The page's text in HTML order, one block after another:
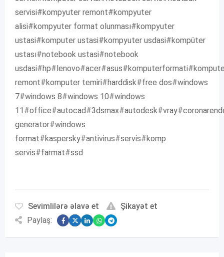
servisi#kompyuter remont#kompyuter
alisi#kompyuter format olunması#kompyuter
ustasi#komputer ustasi#kompyuter usdasi#kompüter
ustası#notebook ustasi#notebook
remont#komputer temiri#harddisk#free dos#windows
7#windows 8#windows 10#windows
generator#windows
format#kaspersky#antivirus#servis#komp
servis#farmat#ssd
Sevimlilərə əlavə et
Şikayət et
Paylaş: